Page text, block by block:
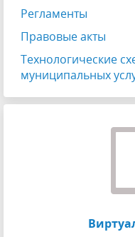
Регламенты
Правовые акты
Технологические
муниципальных